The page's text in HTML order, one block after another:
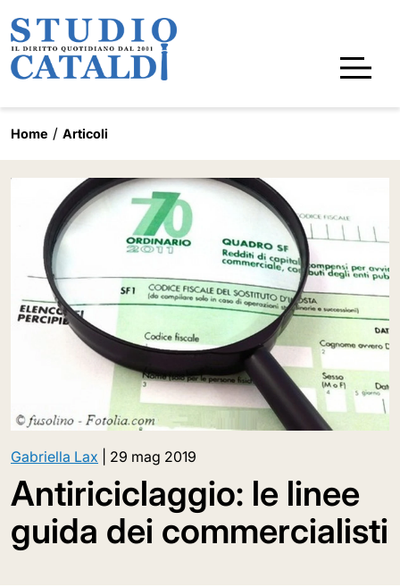
Home Articoli
Gabriella Lax 29 mag 2019
Antiriciclaggio: le linee
guida dei commercialisti